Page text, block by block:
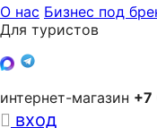
О нас Бизнес под
Для туристов
интернет-магазин
вход